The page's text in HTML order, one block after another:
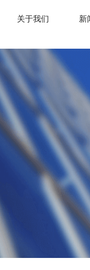
关于我们 新